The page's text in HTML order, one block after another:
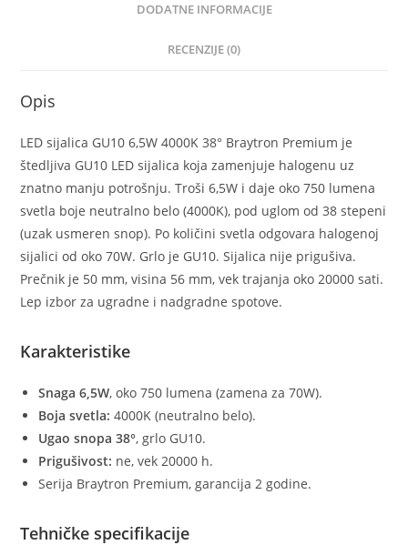
DODATNE INFORMACIJE
RECENZIJE (0)
Opis
LED sijalica GU10 6,5W 4000K 38° Braytron Premium je
štedljiva GU10 LED sijalica koja zamenjuje halogenu uz
znatno manju potrošnju. Troši 6,5W i daje oko 750 lumena
svetla boje neutralno belo (4000K), pod uglom od 38 stepeni
(uzak usmeren snop). Po količini svetla odgovara halogenoj
sijalici od oko 70W. Grlo je GU10. Sijalica nije prigušiva.
Prečnik je 50 mm, visina 56 mm, vek trajanja oko 20000 sati.
Lep izbor za ugradne i nadgradne spotove.
Karakteristike
Snaga 6,5W, oko 750 lumena (zamena za 70W).
Boja svetla: 4000K (neutralno belo).
Ugao snopa 38°, grlo GU10.
Prigušivost: ne, vek 20000 h.
Serija Braytron Premium, garancija 2 godine.
Tehničke specifikacije